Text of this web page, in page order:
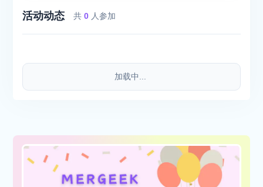
活动动态 共0 人参加
加载中...